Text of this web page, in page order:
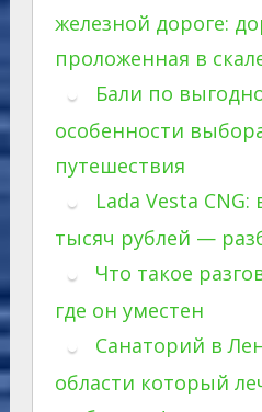
железной дороге:
проложенная в
Бали по
особенности
путешествия
Lada Vesta
тысяч рублей —
Что такое
где он уместен
Санаторий в
области который